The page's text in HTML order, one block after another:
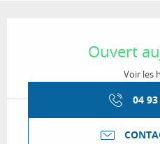
Ouvert
Voir les
04